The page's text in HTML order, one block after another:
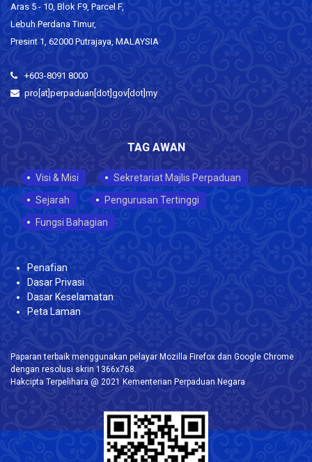
Aras 5 - 10, Blok F9, Parcel F,
Lebuh Perdana Timur,
Presint 1, 62000 Putrajaya, MALAYSIA
+603-8091 8000
pro[at]perpaduan[dot]gov[dot]my
TAG AWAN
Visi & Misi
Sekretariat Majlis Perpaduan
Sejarah
Pengurusan Tertinggi
Fungsi Bahagian
Penafian
Dasar Privasi
Dasar Keselamatan
Peta Laman
Paparan terbaik menggunakan pelayar Mozilla Firefox dan Google Chrome
dengan resolusi skrin 1366x768.
Hakcipta Terpelihara @ 2021 Kementerian Perpaduan Negara